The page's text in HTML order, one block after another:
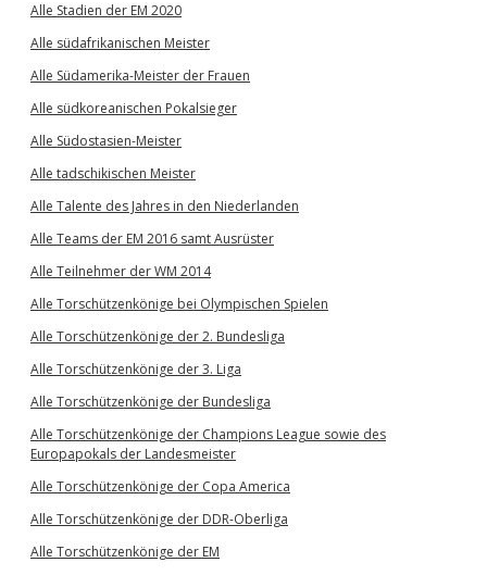
Alle Stadien der EM 2020
Alle südafrikanischen Meister
Alle Südamerika-Meister der Frauen
Alle südkoreanischen Pokalsieger
Alle Südostasien-Meister
Alle tadschikischen Meister
Alle Talente des Jahres in den Niederlanden
Alle Teams der EM 2016 samt Ausrüster
Alle Teilnehmer der WM 2014
Alle Torschützenkönige bei Olympischen Spielen
Alle Torschützenkönige der 2. Bundesliga
Alle Torschützenkönige der 3. Liga
Alle Torschützenkönige der Bundesliga
Alle Torschützenkönige der Champions League sowie des
Europapokals der Landesmeister
Alle Torschützenkönige der Copa America
Alle Torschützenkönige der DDR-Oberliga
Alle Torschützenkönige der EM